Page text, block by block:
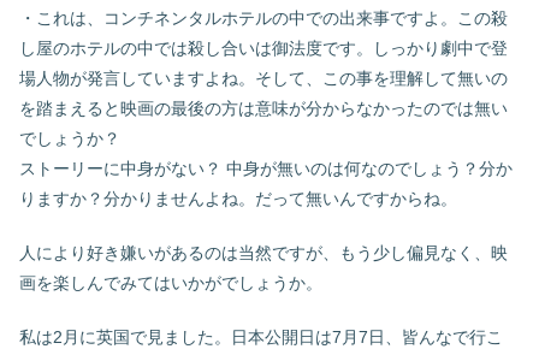
・これは、コンチネンタルホテルの中での出来事ですよ。この殺
し屋のホテルの中では殺し合いは御法度です。しっかり劇中で登
場人物が発言していますよね。そして、この事を理解して無いの
を踏まえると映画の最後の方は意味が分からなかったのでは無い
でしょうか？
ストーリーに中身がない？ 中身が無いのは何なのでしょう？分か
りますか？分かりませんよね。だって無いんですからね。
人により好き嫌いがあるのは当然ですが、もう少し偏見なく、映
画を楽しんでみてはいかがでしょうか。
私は2月に英国で見ました。日本公開日は7月7日、皆んなで行こ